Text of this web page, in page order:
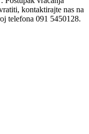
kontaktirajte nas na
telefona 091 5450128.